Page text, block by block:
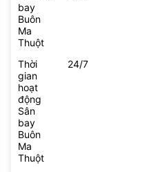
bay
Buôn
Ma
Thuột
Thời
gian
hoạt
động
Sân
bay
Buôn
Ma
Thuột
24/7